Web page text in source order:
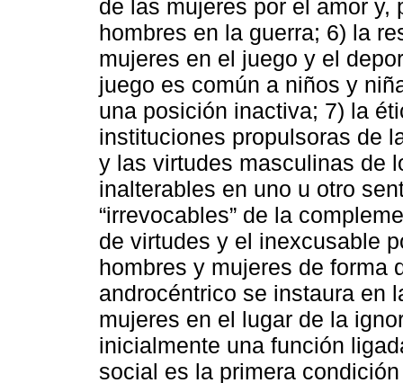
de las mujeres por el amor
hombres en la guerra; 6) la
mujeres en el juego y el
juego es común a niños y
una posición inactiva; 7) la
instituciones propulsoras de
y las virtudes masculinas de
inalterables en uno u otro
“irrevocables” de la
de virtudes y el inexcusable
hombres y mujeres de forma
androcéntrico se instaura en
mujeres en el lugar de la
inicialmente una función
social es la primera